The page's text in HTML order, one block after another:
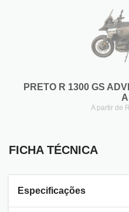
PRETO R 1300 GS
A partir de
FICHA TÉCNICA
Especificações